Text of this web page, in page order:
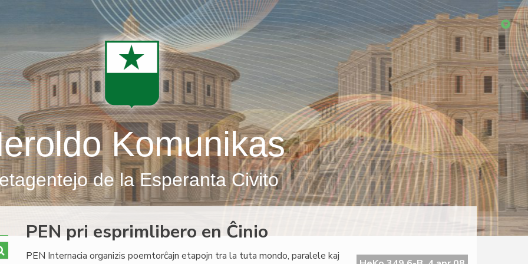
Komunikas
de la Esperanta Civito
PEN pri esprimlibero en Ĉinio
PEN Internacia organizis poemtorĉajn etapojn tra la tuta mondo, paralele kaj